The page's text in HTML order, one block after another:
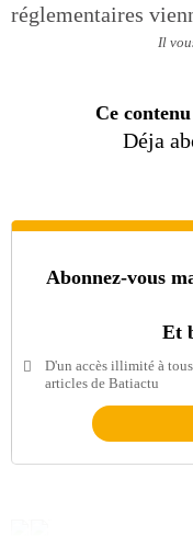
réglementaires
Il
Ce
Déja
Abonnez-vous
Et
D'un accès illimité à
articles de Batiactu